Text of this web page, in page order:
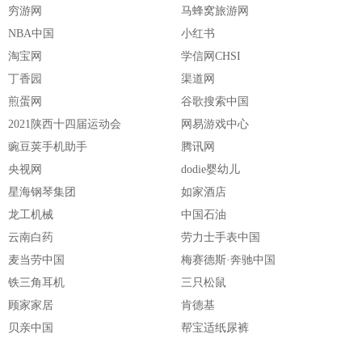
穷游网
马蜂窝旅游网
NBA中国
小红书
淘宝网
学信网CHSI
丁香园
渠道网
煎蛋网
谷歌搜索中国
2021陕西十四届运动会
网易游戏中心
豌豆荚手机助手
腾讯网
央视网
dodie婴幼儿
星海钢琴集团
如家酒店
龙工机械
中国石油
云南白药
劳力士手表中国
麦当劳中国
梅赛德斯·奔驰中国
铁三角耳机
三只松鼠
顾家家居
肯德基
贝亲中国
帮宝适纸尿裤